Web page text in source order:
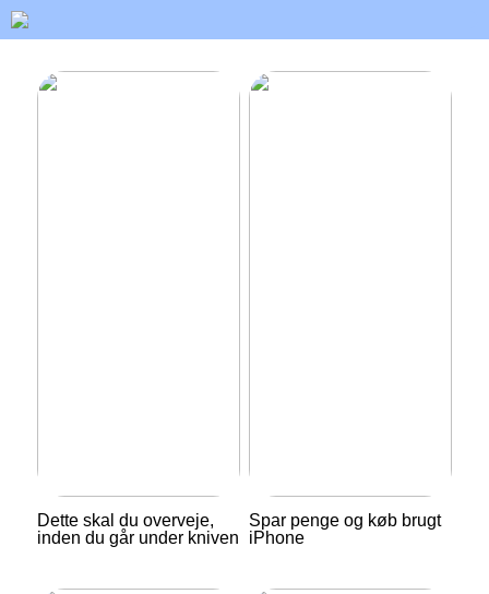
Dette skal du overveje,
inden du går under kniven
Spar penge og køb brugt
iPhone